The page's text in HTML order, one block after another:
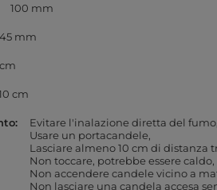
100 mm
mm
cm
Evitare l'inalazione diretta del fumo
Usare un portacandele
Lasciare almeno 10 cm di distanza
Non toccare, potrebbe essere caldo
Non accendere candele vicino a
Non lasciare una candela accesa